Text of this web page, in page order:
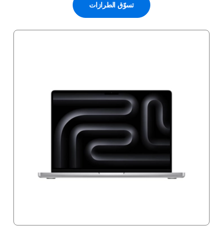
تسوّق الطرازات